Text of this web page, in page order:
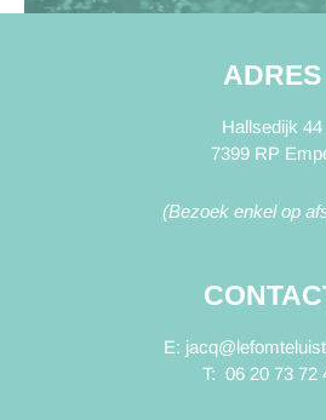
ADRES
Hallsedijk 44
7399 RP
(Bezoek enkel op
E:
T: 06 20 73 72